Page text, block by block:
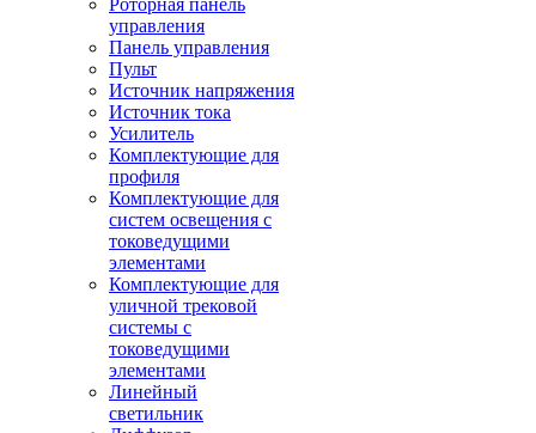
Роторная панель
управления
Панель управления
Пульт
Источник напряжения
Источник тока
Усилитель
Комплектующие для
профиля
Комплектующие для
систем освещения с
токоведущими
элементами
Комплектующие для
уличной трековой
системы с
токоведущими
элементами
Линейный
светильник